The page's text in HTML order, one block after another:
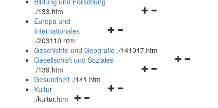
Navigationsmenü
./133.htm
Navigationsmenü
und
schließen
Europa und
Internationales
./203110.htm
Geschichte und Geografie ./141017.htm
Navigationsmenü
Gesellschaft und Soziales
./139.htm
Navigationsmenü
Gesundheit ./141.htm
Navigationsmenü
Kultur
./kultur.htm